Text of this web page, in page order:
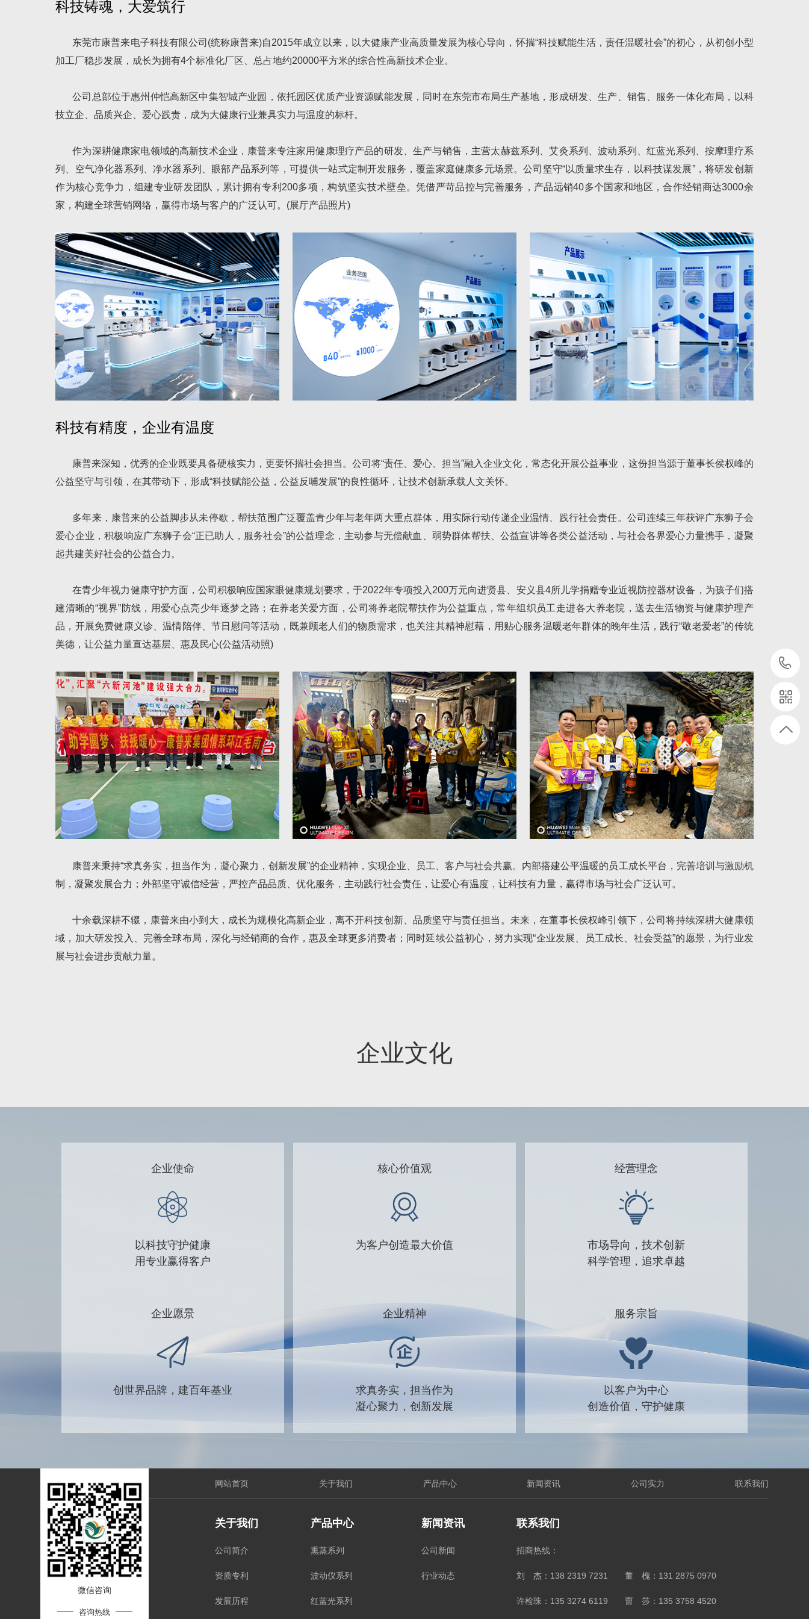
科技铸魂，大爱筑行
东莞市康普来电子科技有限公司(统称康普来)自2015年成立以来，以大健康产业高质量发展为核心导向，怀揣“科技赋能生活，责任温暖社会”的初心，从初创小型
加工厂稳步发展，成长为拥有4个标准化厂区、总占地约20000平方米的综合性高新技术企业。
公司总部位于惠州仲恺高新区中集智城产业园，依托园区优质产业资源赋能发展，同时在东莞市布局生产基地，形成研发、生产、销售、服务一体化布局，以科
技立企、品质兴企、爱心践责，成为大健康行业兼具实力与温度的标杆。
作为深耕健康家电领域的高新技术企业，康普来专注家用健康理疗产品的研发、生产与销售，主营太赫兹系列、艾灸系列、波动系列、红蓝光系列、按摩理疗系
列、空气净化器系列、净水器系列、眼部产品系列等，可提供一站式定制开发服务，覆盖家庭健康多元场景。公司坚守“以质量求生存，以科技谋发展”，将研发创新
作为核心竞争力，组建专业研发团队，累计拥有专利200多项，构筑坚实技术壁垒。凭借严苛品控与完善服务，产品远销40多个国家和地区，合作经销商达3000余
家，构建全球营销网络，赢得市场与客户的广泛认可。(展厅产品照片)
科技有精度，企业有温度
康普来深知，优秀的企业既要具备硬核实力，更要怀揣社会担当。公司将“责任、爱心、担当”融入企业文化，常态化开展公益事业，这份担当源于董事长侯权峰的
公益坚守与引领，在其带动下，形成“科技赋能公益，公益反哺发展”的良性循环，让技术创新承载人文关怀。
多年来，康普来的公益脚步从未停歇，帮扶范围广泛覆盖青少年与老年两大重点群体，用实际行动传递企业温情、践行社会责任。公司连续三年获评广东狮子会
爱心企业，积极响应广东狮子会“正已助人，服务社会”的公益理念，主动参与无偿献血、弱势群体帮扶、公益宣讲等各类公益活动，与社会各界爱心力量携手，凝聚
起共建美好社会的公益合力。
在青少年视力健康守护方面，公司积极响应国家眼健康规划要求，于2022年专项投入200万元向进贤县、安义县4所儿学捐赠专业近视防控器材设备，为孩子们搭
建清晰的“视界”防线，用爱心点亮少年逐梦之路；在养老关爱方面，公司将养老院帮扶作为公益重点，常年组织员工走进各大养老院，送去生活物资与健康护理产
品，开展免费健康义诊、温情陪伴、节日慰问等活动，既兼顾老人们的物质需求，也关注其精神慰藉，用贴心服务温暖老年群体的晚年生活，践行“敬老爱老”的传统
美德，让公益力量直达基层、惠及民心(公益活动照)
康普来秉持“求真务实，担当作为，凝心聚力，创新发展”的企业精神，实现企业、员工、客户与社会共赢。内部搭建公平温暖的员工成长平台，完善培训与激励机
制，凝聚发展合力；外部坚守诚信经营，严控产品品质、优化服务，主动践行社会责任，让爱心有温度，让科技有力量，赢得市场与社会广泛认可。
十余载深耕不辍，康普来由小到大，成长为规模化高新企业，离不开科技创新、品质坚守与责任担当。未来，在董事长侯权峰引领下，公司将持续深耕大健康领
域，加大研发投入、完善全球布局，深化与经销商的合作，惠及全球更多消费者；同时延续公益初心，努力实现“企业发展、员工成长、社会受益”的愿景，为行业发
展与社会进步贡献力量。
企业文化
企业使命
以科技守护健康
用专业赢得客户
核心价值观
为客户创造最大价值
经营理念
市场导向，技术创新
科学管理，追求卓越
企业愿景
创世界品牌，建百年基业
企业精神
求真务实，担当作为
凝心聚力，创新发展
服务宗旨
以客户为中心
创造价值，守护健康
微信咨询
咨询热线
网站首页 关于我们 产品中心 新闻资讯 公司实力 联系我们
关于我们
公司简介
资质专利
发展历程
产品中心
熏蒸系列
波动仪系列
红蓝光系列
新闻资讯
公司新闻
行业动态
联系我们
招商热线：
刘 杰：138 2319 7231 董 槐：131 2875 0970
许检珠：135 3274 6119 曹 莎：135 3758 4520